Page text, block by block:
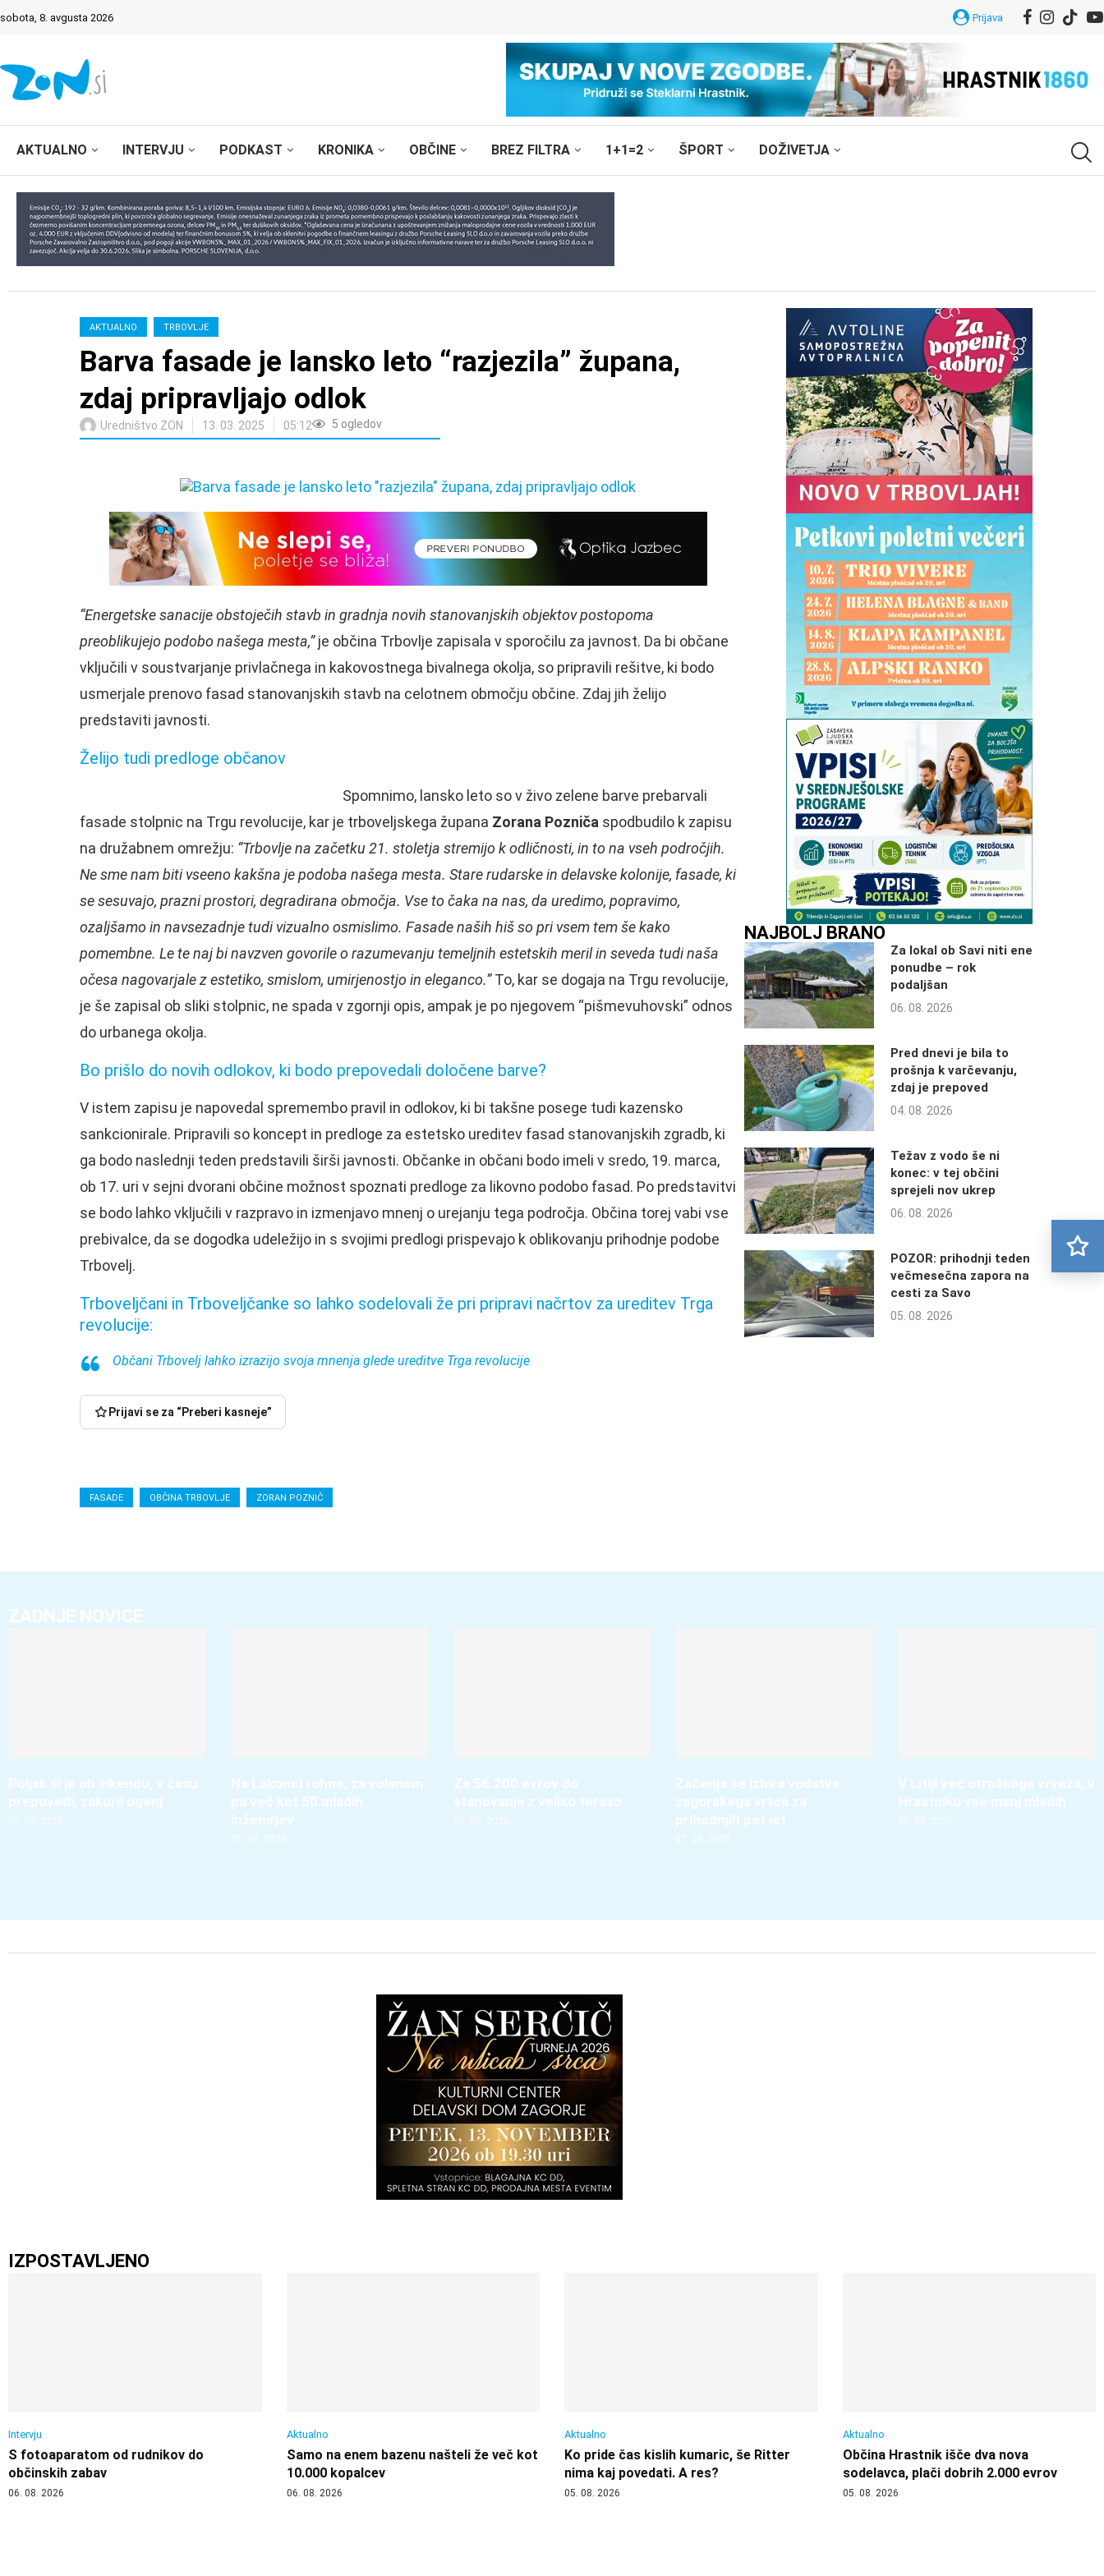
sobota, 8. avgusta 2026 Prijava
AKTUALNO INTERVJU PODKAST KRONIKA OBČINE BREZ FILTRA 1+1=2 ŠPORT DOŽIVETJA
AKTUALNO TRBOVLJE
Barva fasade je lansko leto “razjezila” župana,
zdaj pripravljajo odlok
Uredništvo ZON 13. 03. 2025 05:12 5 ogledov
“Energetske sanacije obstoječih stavb in gradnja novih stanovanjskih objektov postopoma
preoblikujejo podobo našega mesta,”je občina Trbovlje zapisala v sporočilu za javnost. Da bi občane
vključili v soustvarjanje privlačnega in kakovostnega bivalnega okolja, so pripravili rešitve, ki bodo
usmerjale prenovo fasad stanovanjskih stavb na celotnem območju občine. Zdaj jih želijo
predstaviti javnosti.
Želijo tudi predloge občanov
Spomnimo, lansko leto so v živo zelene barve prebarvali
fasade stolpnic na Trgu revolucije, kar je trboveljskega župana Zorana Pozniča spodbudilo k zapisu
na družabnem omrežju: “Trbovlje na začetku 21. stoletja stremijo k odličnosti, in to na vseh področjih.
Ne sme nam biti vseeno kakšna je podoba našega mesta. Stare rudarske in delavske kolonije, fasade, ki
se sesuvajo, prazni prostori, degradirana območja. Vse to čaka na nas, da uredimo, popravimo,
ozaljšamo in navsezadnje tudi vizualno osmislimo. Fasade naših hiš so pri vsem tem še kako
pomembne. Le te naj bi navzven govorile o razumevanju temeljnih estetskih meril in seveda tudi naša
očesa nagovarjale z estetiko, smislom, umirjenostjo in eleganco.”To, kar se dogaja na Trgu revolucije,
je še zapisal ob sliki stolpnic, ne spada v zgornji opis, ampak je po njegovem “pišmevuhovski” odnos
do urbanega okolja.
Bo prišlo do novih odlokov, ki bodo prepovedali določene barve?
V istem zapisu je napovedal spremembo pravil in odlokov, ki bi takšne posege tudi kazensko
sankcionirale. Pripravili so koncept in predloge za estetsko ureditev fasad stanovanjskih zgradb, ki
ga bodo naslednji teden predstavili širši javnosti. Občanke in občani bodo imeli v sredo, 19. marca,
ob 17. uri v sejni dvorani občine možnost spoznati predloge za likovno podobo fasad. Po predstavitvi
se bodo lahko vključili v razpravo in izmenjavo mnenj o urejanju tega področja. Občina torej vabi vse
prebivalce, da se dogodka udeležijo in s svojimi predlogi prispevajo k oblikovanju prihodnje podobe
Trbovelj.
Trboveljčani in Trboveljčanke so lahko sodelovali že pri pripravi načrtov za ureditev Trga
revolucije:
Občani Trbovelj lahko izrazijo svoja mnenja glede ureditve Trga revolucije
Prijavi se za “Preberi kasneje”
FASADE OBČINA TRBOVLJE ZORAN POZNIČ
NAJBOLJ BRANO
Za lokal ob Savi niti ene
ponudbe – rok
podaljšan
06. 08. 2026
Pred dnevi je bila to
prošnja k varčevanju,
zdaj je prepoved
04. 08. 2026
Težav z vodo še ni
konec: v tej občini
sprejeli nov ukrep
06. 08. 2026
POZOR: prihodnji teden
večmesečna zapora na
cesti za Savo
05. 08. 2026
ZADNJE NOVICE
Poljak si je ob vikendu, v času
prepovedi, zakuril ogenj
07. 08. 2026
Na Lakonci rohne, za volanom
pa več kot 50 mladih
inženirjev
07. 08. 2026
Za 56.200 evrov do
stanovanja z veliko teraso
07. 08. 2026
Začenja se izbira vodstva
zagorskega vrtca za
prihodnjih pet let
07. 08. 2026
V Litiji več otroškega vrveža, v
Hrastniku vse manj mladih
07. 08. 2026
IZPOSTAVLJENO
Intervju
S fotoaparatom od rudnikov do
občinskih zabav
06. 08. 2026
Aktualno
Samo na enem bazenu našteli že več kot
10.000 kopalcev
06. 08. 2026
Aktualno
Ko pride čas kislih kumaric, še Ritter
nima kaj povedati. A res?
05. 08. 2026
Aktualno
Občina Hrastnik išče dva nova
sodelavca, plači dobrih 2.000 evrov
05. 08. 2026